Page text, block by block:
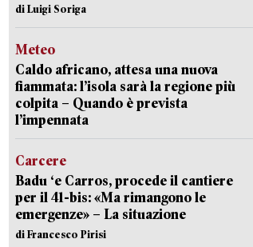
di Luigi Soriga
Meteo
Caldo africano, attesa una nuova
fiammata: l’isola sarà la regione più
colpita – Quando è prevista
l’impennata
Carcere
Badu ‘e Carros, procede il cantiere
per il 41-bis: «Ma rimangono le
emergenze» – La situazione
di Francesco Pirisi